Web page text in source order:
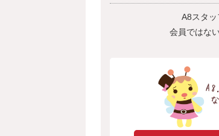
A8スタッ
会員ではな